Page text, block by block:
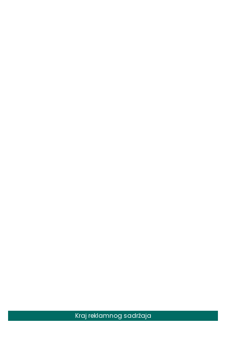
Kraj reklamnog sadržaja